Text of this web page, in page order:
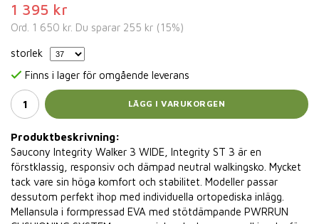
1 395 kr
Ord. 1 650 kr. Du sparar 255 kr (15%)
storlek
Finns i lager för omgående leverans
LÄGG I VARUKORGEN
Produktbeskrivning:
Saucony Integrity Walker 3 WIDE, Integrity ST 3 är en
förstklassig, responsiv och dämpad neutral walkingsko. Mycket
tack vare sin höga komfort och stabilitet. Modeller passar
dessutom perfekt ihop med individuella ortopediska inlägg.
Mellansula i formpressad EVA med stötdämpande PWRRUN